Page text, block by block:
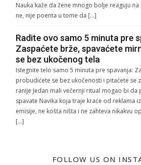
Nauka kaže da žene mnogo bolje reaguju
ne, nije poenta u tome da […]
Radite ovo samo 5 minuta pre
Zaspaćete brže, spavaćete
se bez ukočenog tela
Istegnite telo samo 5 minuta pre spavanja:
probudićete se bez ukočenosti i pitaćete se
ranije Jedan mali večernji ritual mogao bi da
spavate Navika koja traje kraće od reklama
emisije, ne košta ništa i ne zahteva nikakvu
[…]
FOLLOW US ON